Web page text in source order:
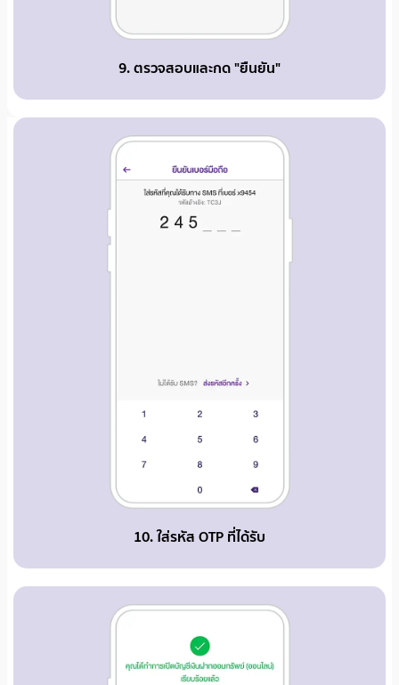
9. ตรวจสอบและกด "ยืนยัน"
10. ใส่รหัส OTP ที่ได้รับ